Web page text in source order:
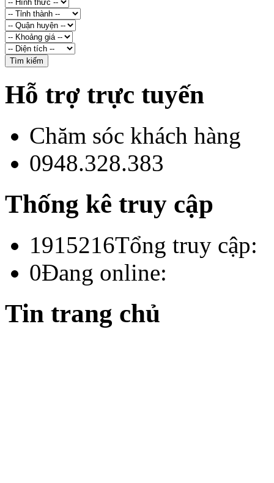
Hỗ trợ trực tuyến
Chăm sóc khách hàng
0948.328.383
Thống kê truy cập
1915216Tổng truy cập:
0Đang online:
Tin trang chủ